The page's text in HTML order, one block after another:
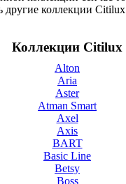
другие коллекции Citilux
Коллекции Citilux
Alton
Aria
Aster
Atman Smart
Axel
Axis
BART
Basic Line
Betsy
Boss